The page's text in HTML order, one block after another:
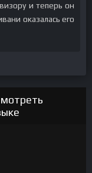
и теперь он
оказалась его